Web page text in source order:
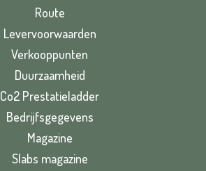
Route
Levervoorwaarden
Verkooppunten
Duurzaamheid
Co2 Prestatieladder
Bedrijfsgegevens
Magazine
Slabs magazine